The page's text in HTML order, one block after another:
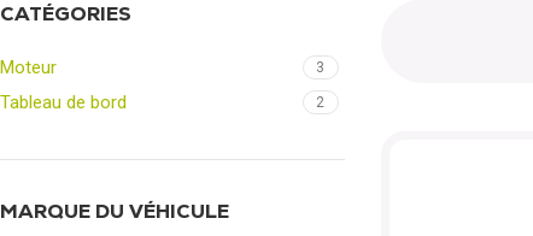
CATÉGORIES
Moteur 3
Tableau de bord 2
MARQUE DU VÉHICULE